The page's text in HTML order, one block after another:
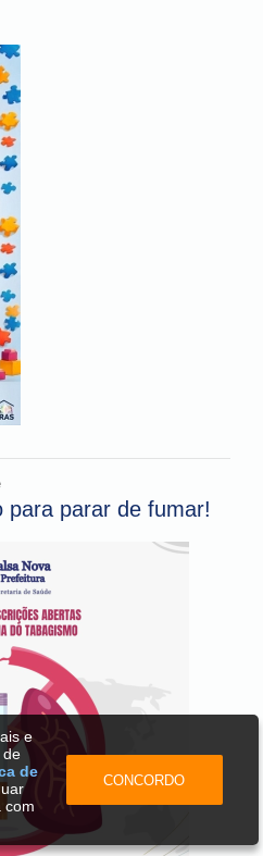
para parar de fumar!
e
de
de
com
CONCORDO